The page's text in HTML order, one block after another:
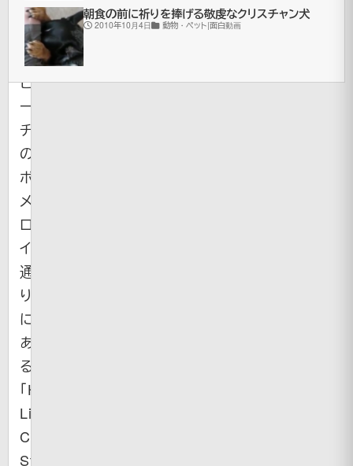
ピ
ス
モ
ビ
ー
チ
の
ポ
メ
ロ
イ
通
り
に
あ
る
「Hot
Lix
Candy
Store」。
朝食の前に祈りを捧げる敬虔なクリスチャン犬
2010年10月4日 動物・ペット|面白動画